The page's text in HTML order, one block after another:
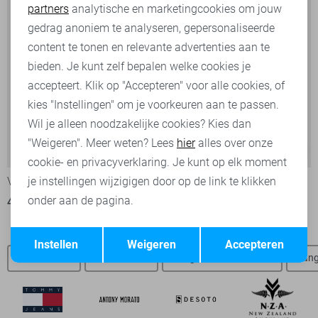
-50%
Vanguard Overhemd
40,00 79,99
Nightflight
PME legend Jeans
Marketing cookies
Terug Opslaan
partners analytische en marketingcookies om jouw
gedrag anoniem te analyseren, gepersonaliseerde
content te tonen en relevante advertenties aan te
bieden. Je kunt zelf bepalen welke cookies je
accepteert. Klik op "Accepteren" voor alle cookies, of
kies "Instellingen" om je voorkeuren aan te passen.
Wil je alleen noodzakelijke cookies? Kies dan
"Weigeren". Meer weten? Lees hieralles over onze
cookie- en privacyverklaring. Je kunt op elk moment
je instellingen wijzigigen door op de link te klikken
onder aan de pagina.
Accepteren
Weigeren
Instellen